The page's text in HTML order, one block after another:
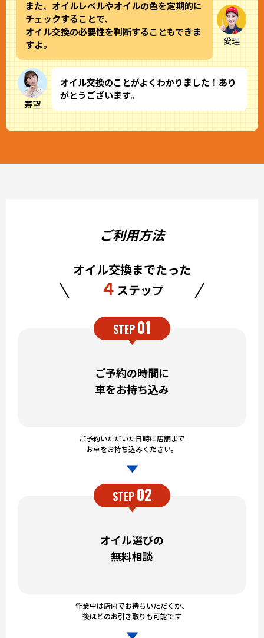
愛理
また、オイルレベルやオイルの色を定期的に
チェックすることで、
オイル交換の必要性を判断することもできま
すよ。
寿望
オイル交換のことがよくわかりました！あり
がとうございます。
ご利用方法
オイル交換までたった
４ ステップ
STEP01
ご予約の時間に
車をお持ち込み
ご予約いただいた日時に店舗まで
お車をお持ち込みください。
STEP 02
オイル選びの
無料相談
作業中は店内でお待ちいただくか、
後ほどのお引き取りも可能です